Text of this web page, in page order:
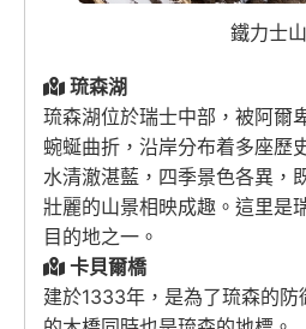
鐵力士山
琉森湖
琉森湖位於瑞士中部，被阿爾
蜿蜒曲折，沿岸分布着多座歷
水清澈湛藍，四季景色各異，
壯麗的山景相映成趣。這里是
目的地之一。
卡貝爾橋
建於1333年，是為了琉森的